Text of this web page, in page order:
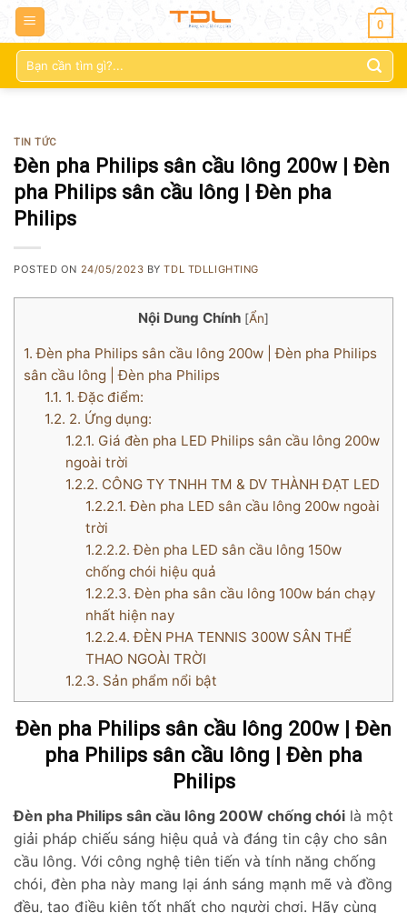
0
Tìm
kiếm:
TIN TỨC
Đèn pha Philips sân cầu lông 200w | Đèn
pha Philips sân cầu lông | Đèn pha
Philips
POSTED ON 24/05/2023 BYTDL TDLLIGHTING
Nội Dung Chính [Ẩn]
1. Đèn pha Philips sân cầu lông 200w | Đèn pha Philips
sân cầu lông | Đèn pha Philips
1.1. 1. Đặc điểm:
1.2. 2. Ứng dụng:
1.2.1. Giá đèn pha LED Philips sân cầu lông 200w
ngoài trời
1.2.2. CÔNG TY TNHH TM & DV THÀNH ĐẠT LED
1.2.2.1. Đèn pha LED sân cầu lông 200w ngoài
trời
1.2.2.2. Đèn pha LED sân cầu lông 150w
chống chói hiệu quả
1.2.2.3. Đèn pha sân cầu lông 100w bán chạy
nhất hiện nay
1.2.2.4. ĐÈN PHA TENNIS 300W SÂN THỂ
THAO NGOÀI TRỜI
1.2.3. Sản phẩm nổi bật
Đèn pha Philips sân cầu lông 200w | Đèn
pha Philips sân cầu lông | Đèn pha
Philips
Đèn pha Philips sân cầu lông 200W chống chói là một
giải pháp chiếu sáng hiệu quả và đáng tin cậy cho sân
cầu lông. Với công nghệ tiên tiến và tính năng chống
chói, đèn pha này mang lại ánh sáng mạnh mẽ và đồng
đều, tạo điều kiện tốt nhất cho người chơi. Hãy cùng